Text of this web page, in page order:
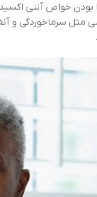
بودن خواص آنتی
مثل سرماخوردگی و